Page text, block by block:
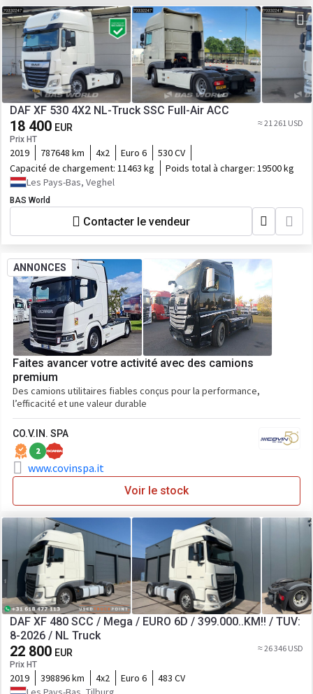
DAF XF 530 4X2 NL-Truck SSC Full-Air ACC
18 400 EUR
Prix HT
≈ 21 261 USD
2019 787648 km 4x2 Euro 6
530 CV
Capacité de chargement: 11463 kg Poids total à charger: 19500 kg
Les Pays-Bas, Veghel
BAS World
Contacter le vendeur
ANNONCES
Faites avancer votre activité avec des camions
premium
Des camions utilitaires fiables conçus pour la performance,
l’efficacité et une valeur durable
CO.V.IN. SPA
2
www.covinspa.it
Voir le stock
DAF XF 480 SCC / Mega / EURO 6D / 399.000..KM!! / TUV:
8-2026 / NL Truck
22 800 EUR
Prix HT
≈ 26 346 USD
2019 398896 km 4x2 Euro 6
483 CV